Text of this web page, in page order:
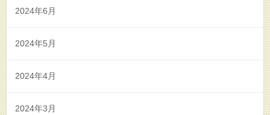
2024年6月
2024年5月
2024年4月
2024年3月